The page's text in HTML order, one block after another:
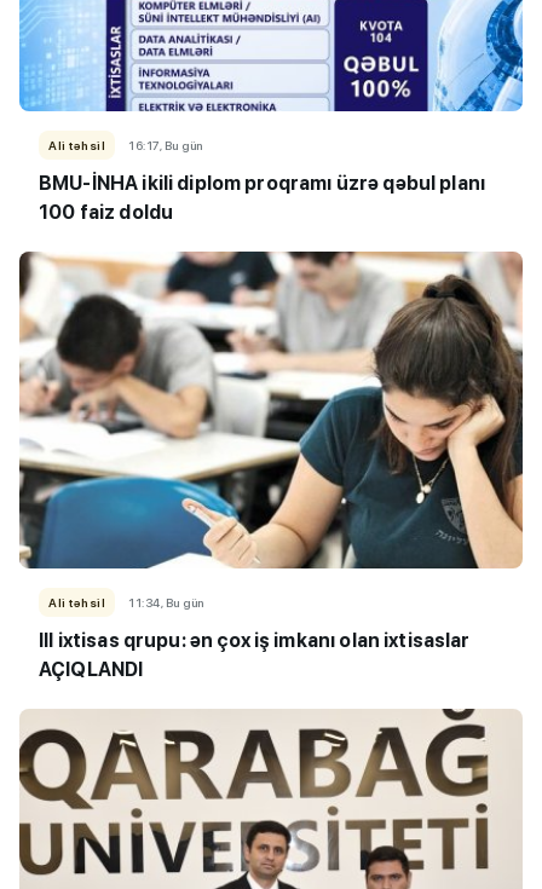
Ali təhsil 16:17, Bu gün
BMU-İNHA ikili diplom proqramı üzrə qəbul planı
100 faiz doldu
Ali təhsil 11:34, Bu gün
III ixtisas qrupu: ən çox iş imkanı olan ixtisaslar
AÇIQLANDI